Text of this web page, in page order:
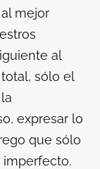
mejor
al
sólo el
expresar lo
que sólo
imperfecto.